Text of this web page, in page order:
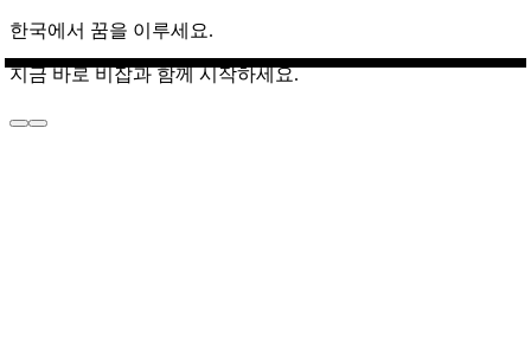
한국에서 꿈을 이루세요.
지금 바로 비잡과 함께 시작하세요.